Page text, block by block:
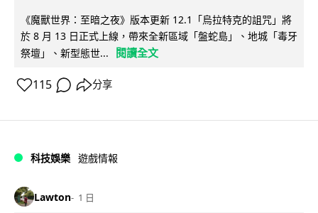
《魔獸世界：至暗之夜》版本更新 12.1「烏拉特克的詛咒」將
於 8 月 13 日正式上線，帶來全新區域「盤蛇島」、地城「毒牙
祭壇」、新型態世...
閱讀全文
115 分享
科技娛樂 遊戲情報
Lawton 1 日